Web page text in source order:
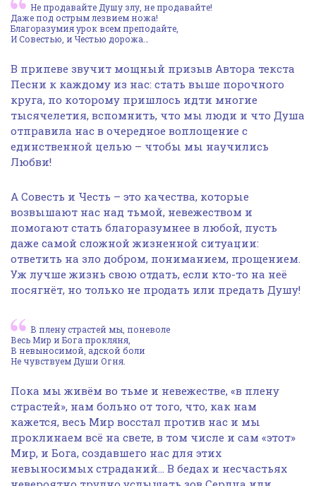
Не продавайте Душу злу, не продавайте!
Даже под острым лезвием ножа!
Благоразумия урок всем преподайте,
И Совестью, и Честью дорожа…
В припеве звучит мощный призыв Автора текста
Песни к каждому из нас: стать выше порочного
круга, по которому пришлось идти многие
тысячелетия, вспомнить, что мы люди и что Душа
отправила нас в очередное воплощение с
единственной целью – чтобы мы научились
Любви!
А Совесть и Честь – это качества, которые
возвышают нас над тьмой, невежеством и
помогают стать благоразумнее в любой, пусть
даже самой сложной жизненной ситуации:
ответить на зло добром, пониманием, прощением.
Уж лучше жизнь свою отдать, если кто-то на неё
посягнёт, но только не продать или предать Душу!
В плену страстей мы, поневоле
Весь Мир и Бога прокляня,
В невыносимой, адской боли
Не чувствуем Души Огня.
Пока мы живём во тьме и невежестве, «в плену
страстей», нам больно от того, что, как нам
кажется, весь Мир восстал против нас и мы
проклинаем всё на свете, в том числе и сам «этот»
Мир, и Бога, создавшего нас для этих
невыносимых страданий… В бедах и несчастьях